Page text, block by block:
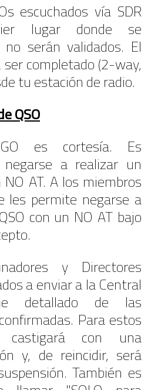
escuchados vía SDR
lugar donde se
serán validados. El
ser completado (2-way,
tu estación de radio.
QSO
es cortesía. Es
negarse a realizar un
NO AT. A los miembros
les permite negarse a
con un NO AT bajo
y Directores
a enviar a la Central
detallado de las
Para estos
con una
y, de reincidir, será
También es